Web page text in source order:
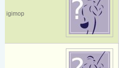
igimop